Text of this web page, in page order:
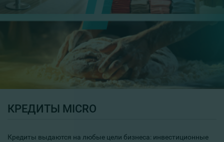
КРЕДИТЫ MICRO
Кредиты выдаются на любые цели бизнеса: инвестиционные